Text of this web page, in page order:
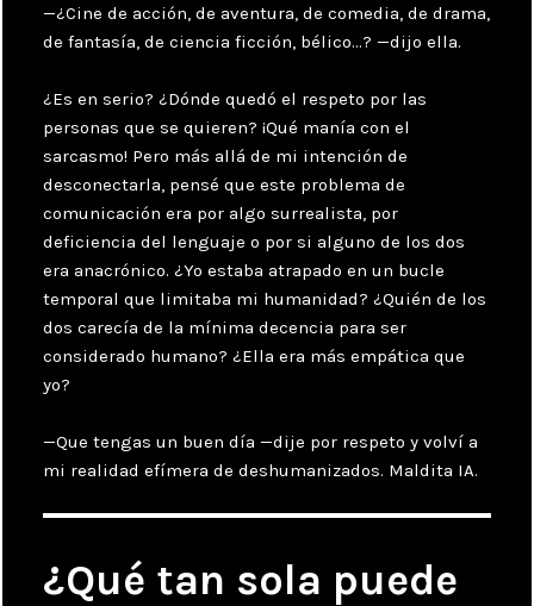
—¿Cine de acción, de aventura, de comedia, de drama,
de fantasía, de ciencia ficción, bélico…? —dijo ella.
¿Es en serio? ¿Dónde quedó el respeto por las
personas que se quieren? ¡Qué manía con el
sarcasmo! Pero más allá de mi intención de
desconectarla, pensé que este problema de
comunicación era por algo surrealista, por
deficiencia del lenguaje o por si alguno de los dos
era anacrónico. ¿Yo estaba atrapado en un bucle
temporal que limitaba mi humanidad? ¿Quién de los
dos carecía de la mínima decencia para ser
considerado humano? ¿Ella era más empática que
yo?
—Que tengas un buen día —dije por respeto y volví a
mi realidad efímera de deshumanizados. Maldita IA.
¿Qué tan sola puede